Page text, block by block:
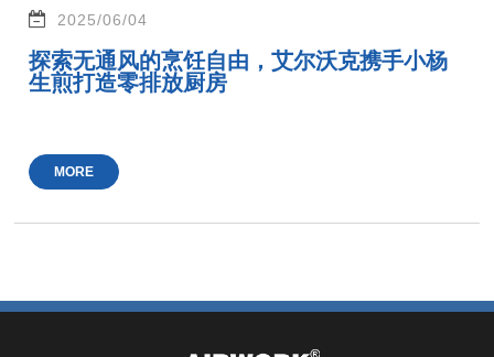
2025/06/04
探索无通风的烹饪自由，艾尔沃克携手小杨
生煎打造零排放厨房
MORE